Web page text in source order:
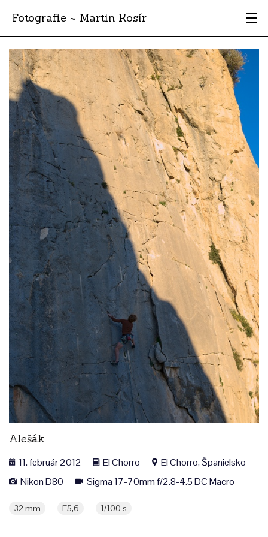
Fotografie ~ Martin Kosír
Moje obľúbené
Albumy
Miesta
Archív
Vyhľadávanie
Alešák
11. február 2012 El Chorro
El Chorro, Španielsko
Nikon D80
Sigma 17-70mm f/2.8-4.5 DC Macro
32 mm F5,6 1/100 s